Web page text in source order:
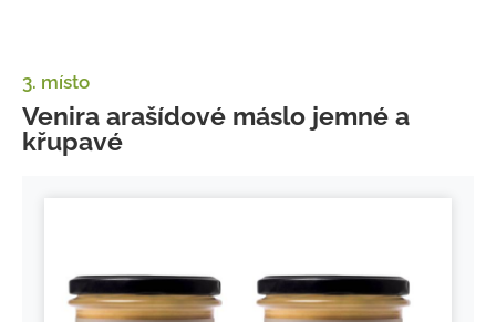
3. místo
Venira arašídové máslo jemné a
křupavé